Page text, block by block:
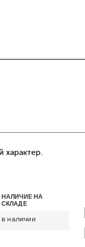
характер.
НАЛИЧИЕ НА
СКЛАДЕ
в наличии